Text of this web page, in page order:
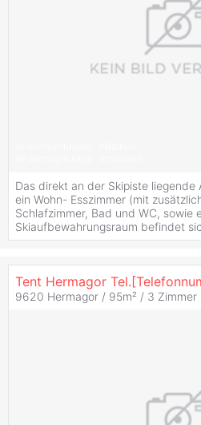
Das direkt an der Skipiste
ein Wohn- Esszimmer (mit
Schlafzimmer, Bad und WC, sowie
Skiaufbewahrungsraum befindet
Tent Hermagor
9620 Hermagor / 95m² / 3 Zimmer